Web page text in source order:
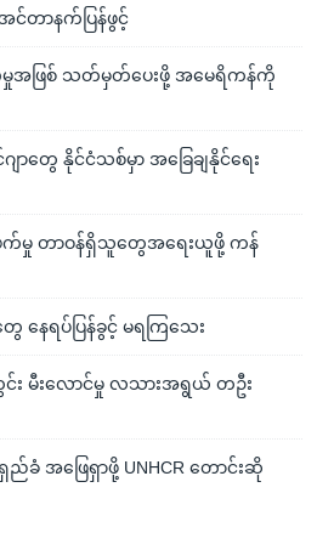
အင်တာနက်ပြန်ဖွင့်
မှုအဖြစ် သတ်မှတ်ပေးဖို့ အမေရိကန်ကို
ျာတွေ နိုင်ငံသစ်မှာ အခြေချနိုင်ရေး
က်မှု တာဝန်ရှိသူတွေအရေးယူဖို့ ကန်
နေရပ်ပြန်ခွင့် မရကြသေး
း မီးလောင်မှု လသားအရွယ် တဦး
ခံ အဖြေရှာဖို့ UNHCR တောင်းဆို